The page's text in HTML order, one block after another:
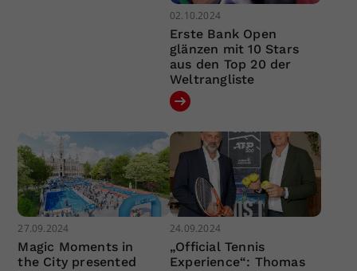
02.10.2024
Erste Bank Open
glänzen mit 10 Stars
aus den Top 20 der
Weltrangliste
27.09.2024
Magic Moments in
the City presented
24.09.2024
„Official Tennis
Experience“: Thomas